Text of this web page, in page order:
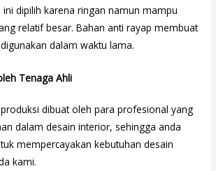
ini dipilih karena ringan namun mampu
relatif besar. Bahan anti rayap membuat
dalam waktu lama.
Tenaga Ahli
dibuat oleh para profesional yang
dalam desain interior, sehingga anda
mempercayakan kebutuhan desain
kami.